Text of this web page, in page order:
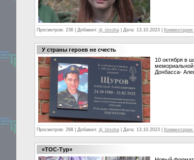
Просмотров: 236| Добавил: dj_timoha| Дата: 13.10.2023 Комментарии
У страны героев не счесть
10 октября в
Донбасса-
Просмотров: 288| Добавил: dj_timoha| Дата: 13.10.2023 Комментарии
«ТОС-Тур»